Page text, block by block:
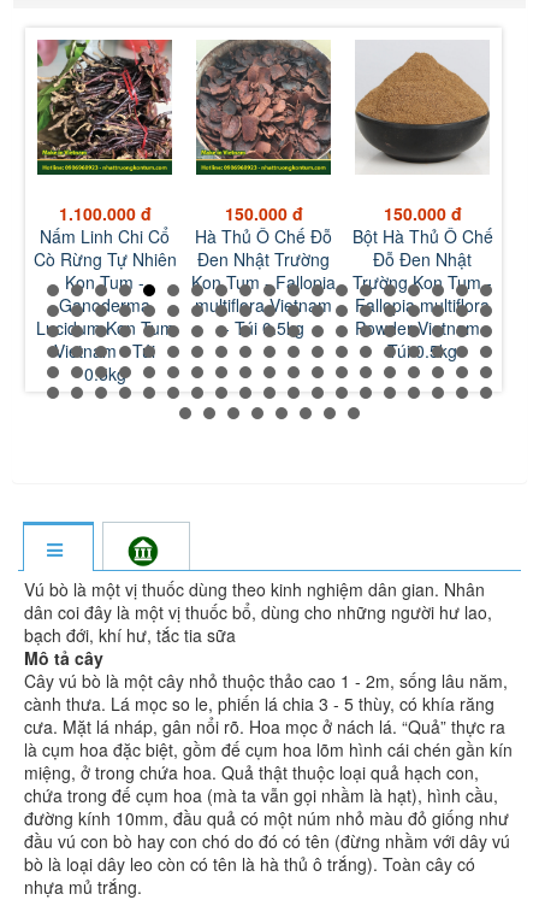
1.100.000 đ
Nấm Linh Chi Cổ
Cò Rừng Tự Nhiên
Kon Tum -
Ganoderma
Lucidum Kon Tum
Vietnam - Túi
0.5kg
150.000 đ
Hà Thủ Ô Chế Đỗ
Đen Nhật Trường
Kon Tum - Fallopia
multiflora Vietnam
- Túi 0.5kg
150.000 đ
Bột Hà Thủ Ô Chế
Đỗ Đen Nhật
Trường Kon Tum -
Fallopia multiflora
Powder Vietnam -
Túi 0.5kg
Vú bò là một vị thuốc dùng theo kinh nghiệm dân gian. Nhân
dân coi đây là một vị thuốc bổ, dùng cho những người hư lao,
bạch đới, khí hư, tắc tia sữa
Mô tả cây
Cây vú bò là một cây nhỏ thuộc thảo cao 1 - 2m, sống lâu năm,
cành thưa. Lá mọc so le, phiến lá chia 3 - 5 thùy, có khía răng
cưa. Mặt lá nháp, gân nổi rõ. Hoa mọc ở nách lá. “Quả” thực ra
là cụm hoa đặc biệt, gồm đế cụm hoa lõm hình cái chén gần kín
miệng, ở trong chứa hoa. Quả thật thuộc loại quả hạch con,
chứa trong đế cụm hoa (mà ta vẫn gọi nhầm là hạt), hình cầu,
đường kính 10mm, đầu quả có một núm nhỏ màu đỏ giống như
đầu vú con bò hay con chó do đó có tên (đừng nhầm với dây vú
bò là loại dây leo còn có tên là hà thủ ô trắng). Toàn cây có
nhựa mủ trắng.